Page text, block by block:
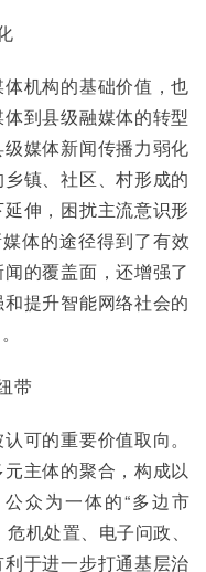
机构的基础价值，也
到县级融媒体的转型
媒体新闻传播力弱化
镇、社区、村形成的
伸，困扰主流意识形
体的途径得到了有效
的覆盖面，还增强了
提升智能网络社会的
带
可的重要价值取向。
主体的聚合，构成以
众为一体的“多边市
机处置、电子问政、
于进一步打通基层治